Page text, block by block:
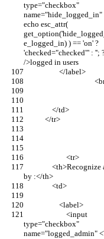
type="checkbox"
name="hide_logged_in"
echo esc_attr(
e_logged_in) ) == 'on' ?
'checked="checked"' : '';
/>logged in users
                    </label>
                </td>
            </tr>
			<tr>
by :</th>
                <td>
                    <label>
type="checkbox"
name="logged_admin"